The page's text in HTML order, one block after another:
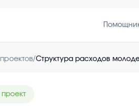
/Структура расходов